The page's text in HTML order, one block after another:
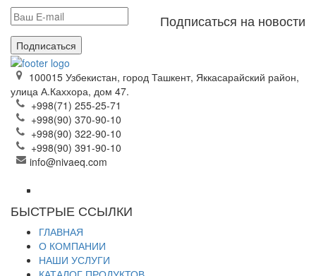
Подписаться на новости
Подписаться
100015 Узбекистан, город Ташкент, Яккасарайский район,
улица А.Каххора, дом 47.
+998(71) 255-25-71
+998(90) 370-90-10
+998(90) 322-90-10
+998(90) 391-90-10
info@nivaeq.com
БЫСТРЫЕ ССЫЛКИ
ГЛАВНАЯ
О КОМПАНИИ
НАШИ УСЛУГИ